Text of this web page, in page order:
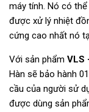
máy tính. Nó có
được xử lý nhiệt
cứng cao nhất nó
Với sản phẩm VLS
Hàn sẽ bảo hành
cầu của người sử
được dùng sản